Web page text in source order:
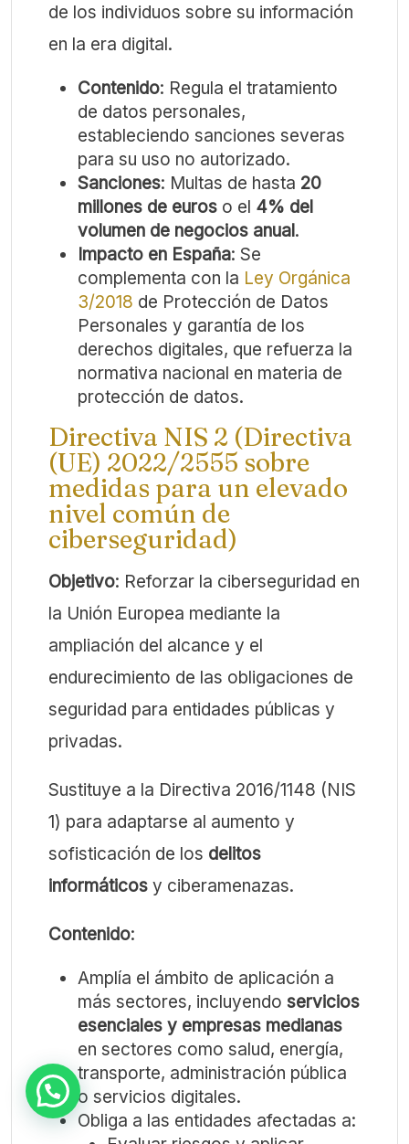
de los individuos sobre su información
en la era digital.
Contenido: Regula el tratamiento
de datos personales,
estableciendo sanciones severas
para su uso no autorizado.
Sanciones: Multas de hasta 20
millones de euros o el 4% del
volumen de negocios anual.
Impacto en España: Se
complementa con la Ley Orgánica
3/2018 de Protección de Datos
Personales y garantía de los
derechos digitales, que refuerza la
normativa nacional en materia de
protección de datos.
Directiva NIS 2 (Directiva
(UE) 2022/2555 sobre
medidas para un elevado
nivel común de
ciberseguridad)
Objetivo: Reforzar la ciberseguridad en
la Unión Europea mediante la
ampliación del alcance y el
endurecimiento de las obligaciones de
seguridad para entidades públicas y
privadas.
Sustituye a la Directiva 2016/1148 (NIS
1) para adaptarse al aumento y
sofisticación de los delitos
informáticos y ciberamenazas.
Contenido:
Amplía el ámbito de aplicación a
más sectores, incluyendo servicios
esenciales y empresas medianas
en sectores como salud, energía,
transporte, administración pública
o servicios digitales.
Obliga a las entidades afectadas a: